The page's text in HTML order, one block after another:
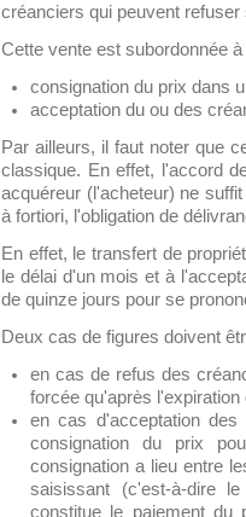
créanciers qui peuvent
Cette vente est subordonnée
consignation du prix dans
acceptation du ou des
Par ailleurs, il faut noter que
classique. En effet, l'accord
acquéreur (l'acheteur) ne
à fortiori, l'obligation de
En effet, le transfert de
le délai d'un mois et à
de quinze jours pour se
Deux cas de figures doivent
en cas de refus des
forcée qu'après
en cas d'acceptation
consignation du prix
consignation a lieu entre
saisissant (c'est-à-dire
constitue le paiement du